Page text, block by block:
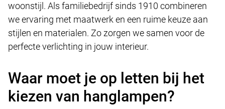
woonstijl. Als familiebedrijf sinds 1910 combineren
we ervaring met maatwerk en een ruime keuze aan
stijlen en materialen. Zo zorgen we samen voor de
perfecte verlichting in jouw interieur.
Waar moet je op letten bij het
kiezen van hanglampen?